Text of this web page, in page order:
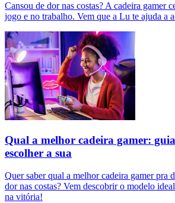
Cansou de dor nas costas? A cadeira gamer
jogo e no trabalho. Vem que a Lu te ajuda a
Qual a melhor cadeira gamer:
escolher a sua
Quer saber qual a melhor cadeira gamer pra
dor nas costas? Vem descobrir o modelo
na vitória!